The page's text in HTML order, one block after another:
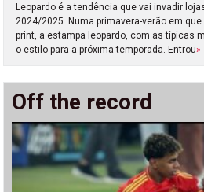
Leopardo é a tendência que vai invadir
2024/2025. Numa primavera-verão em
print, a estampa leopardo, com as típicas
o estilo para a próxima temporada. Entrou»
Off the record